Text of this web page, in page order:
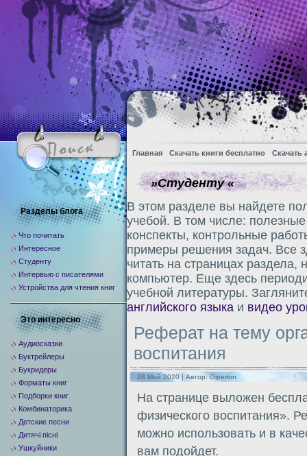
Главная Скачать книги бесплатно Скачать
»Студенту «
В этом разделе вы найдете
учебой. В том числе:
конспекты, контрольные
примеры решения задач. Все
читать на страницах раздела,
компьютер. Еще здесь
учебной литературы.
английского языка и видео
Реферат на тему
воспитания
28 Май 2020 | Автор:Giperion
На странице выложен
физического воспитания».
можно использовать и в
вам подойдет.
Разделы блога
Что почитать
Интересное
Студенту
Интервью с писателями
Устройства для чтения книг
Это интересно
Аудиосказки
Буктрейлеры
Букридеры
Форматы книг
Подборки книг
Комбинаторика
Детские песни
Дитячі пісні
Ушкуйники